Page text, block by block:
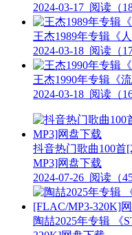
2024-03-17 阅读（
王杰1989年专辑《
2024-03-18 阅读（
王杰1990年专辑《
2024-03-18 阅读（
抖音热门歌曲100首
MP3]网盘下载
2024-07-26 阅读（
陶喆2025年专辑 《